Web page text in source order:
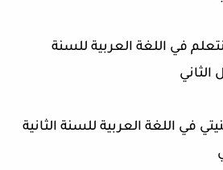
في اللغة العربية للسنة
الثاني
في اللغة العربية للسنة الثانية